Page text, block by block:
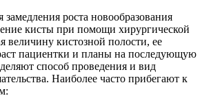
замедления роста новообразования
кисты при помощи хирургической
величину кистозной полости, ее
пациентки и планы на последующую
способ проведения и вид
Наиболее часто прибегают к